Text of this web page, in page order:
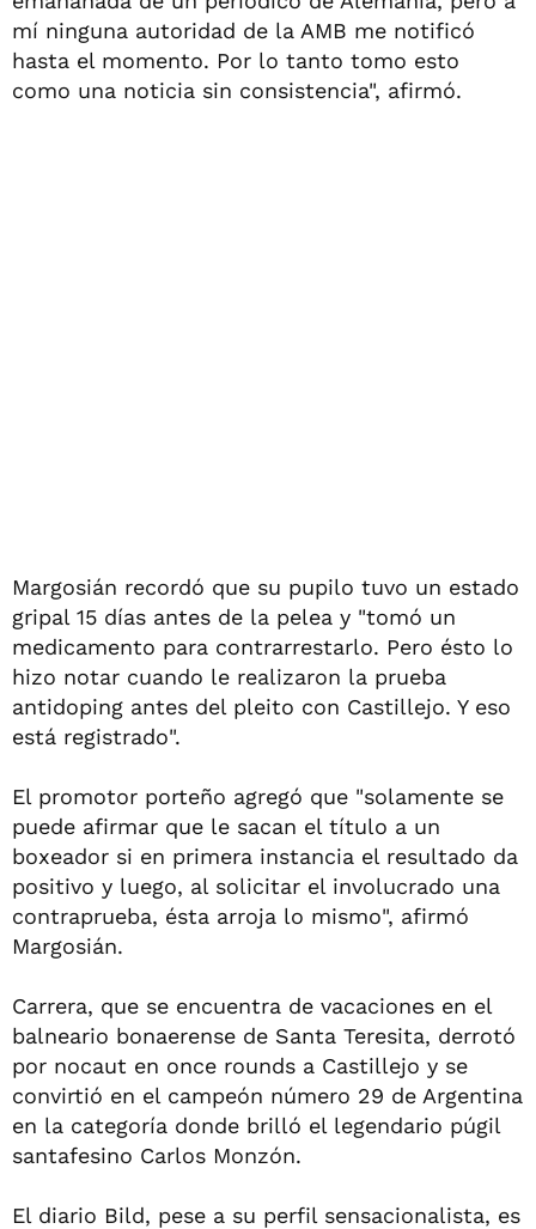
mí ninguna autoridad de la AMB me notificó
hasta el momento. Por lo tanto tomo esto
como una noticia sin consistencia", afirmó.
Margosián recordó que su pupilo tuvo un estado
gripal 15 días antes de la pelea y "tomó un
medicamento para contrarrestarlo. Pero ésto lo
hizo notar cuando le realizaron la prueba
antidoping antes del pleito con Castillejo. Y eso
está registrado".
El promotor porteño agregó que "solamente se
puede afirmar que le sacan el título a un
boxeador si en primera instancia el resultado da
positivo y luego, al solicitar el involucrado una
contraprueba, ésta arroja lo mismo", afirmó
Margosián.
Carrera, que se encuentra de vacaciones en el
balneario bonaerense de Santa Teresita, derrotó
por nocaut en once rounds a Castillejo y se
convirtió en el campeón número 29 de Argentina
en la categoría donde brilló el legendario púgil
santafesino Carlos Monzón.
El diario Bild, pese a su perfil sensacionalista, es